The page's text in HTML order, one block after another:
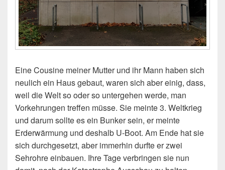
Eine Cousine meiner Mutter und ihr Mann haben sich
neulich ein Haus gebaut, waren sich aber einig, dass,
weil die Welt so oder so untergehen werde, man
Vorkehrungen treffen müsse. Sie meinte 3. Weltkrieg
und darum sollte es ein Bunker sein, er meinte
Erderwärmung und deshalb U-Boot. Am Ende hat sie
sich durchgesetzt, aber immerhin durfte er zwei
Sehrohre einbauen. Ihre Tage verbringen sie nun